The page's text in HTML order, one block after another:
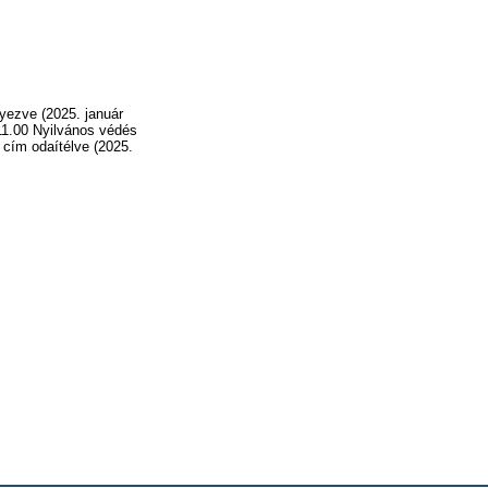
(2025. január
Nyilvános védés
odaítélve (2025.